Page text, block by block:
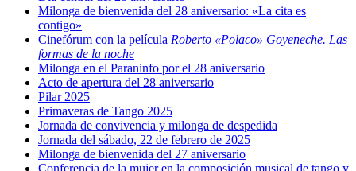
Milonga de bienvenida del 28 aniversario: «La cita es
contigo»
Cinefórum con la película Roberto «Polaco» Goyeneche. Las
formas de la noche
Milonga en el Paraninfo por el 28 aniversario
Acto de apertura del 28 aniversario
Pilar 2025
Primaveras de Tango 2025
Jornada de convivencia y milonga de despedida
Jornada del sábado, 22 de febrero de 2025
Milonga de bienvenida del 27 aniversario